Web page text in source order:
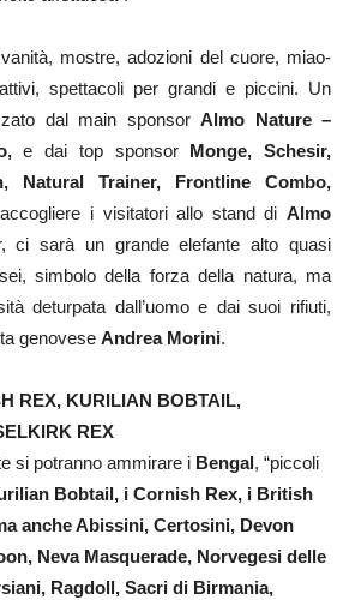
mostre, adozioni del cuore, miao-
spettacoli per grandi e piccini. Un
dal main sponsorAlmo Nature –
e dai top sponsor Monge, Schesir,
Natural Trainer, Frontline Combo,
i visitatori allo stand diAlmo
ci sarà un grande elefante alto quasi
simbolo della forza della natura, ma
deturpata dall’uomo e dai suoi rifiuti,
genovese Andrea Morini.
REX, KURILIAN BOBTAIL,
REX
si potranno ammirare i Bengal, “piccoli
Bobtail, i Cornish Rex, i British
anche Abissini, Certosini, Devon
Neva Masquerade, Norvegesi delle
Ragdoll, Sacri di Birmania,